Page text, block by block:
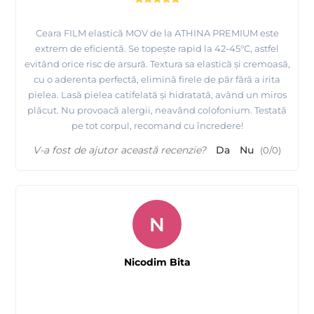
grosime sau lungime.
- se aplica in strat subtire, nu mai mult de 1 mm (astfel
cantitatea folosita scade pana la 1,6 ori), se trage apoi cu mana.
- nu se rupe in timpul indepartarii.
Consultati mai jos tabelul cu avantaje ale cerii FILM ATHINA
Professional
Ceara FILM elastică MOV de la ATHINA PREMIUM este
extrem de eficientă. Se topește rapid la 42-45°C, astfel
evitând orice risc de arsură. Textura sa elastică și cremoasă,
cu o aderenta perfectă, elimină firele de păr fără a irita
pielea. Lasă pielea catifelată și hidratată, având un miros
plăcut. Nu provoacă alergii, neavând colofonium. Testată
pe tot corpul, recomand cu încredere!
V-a fost de ajutor această recenzie? Da Nu (0/0)
N
Nicodim Bita